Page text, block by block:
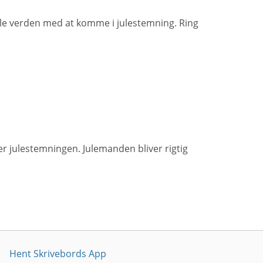
verden med at komme i julestemning. Ring
julestemningen. Julemanden bliver rigtig
Hent Skrivebords App